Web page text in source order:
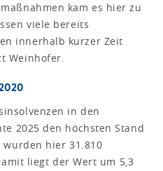
kam es hier zu
viele bereits
innerhalb kurzer Zeit
Weinhofer.
in den
2025 den höchsten Stand
hier 31.810
liegt der Wert um 5,3